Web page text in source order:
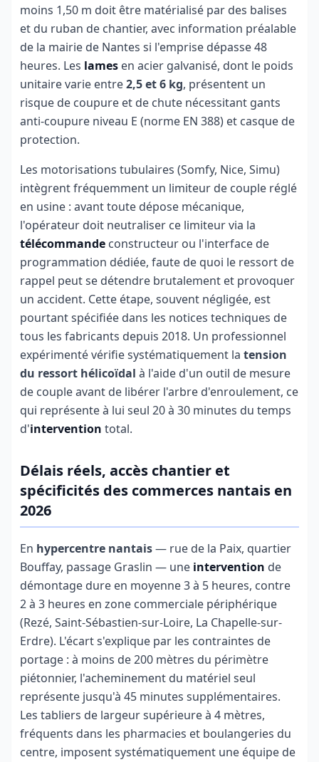
moins 1,50 m doit être matérialisé par des balises
et du ruban de chantier, avec information préalable
de la mairie de Nantes si l'emprise dépasse 48
heures. Les lames en acier galvanisé, dont le poids
unitaire varie entre2,5 et 6 kg, présentent un
risque de coupure et de chute nécessitant gants
anti-coupure niveau E (norme EN 388) et casque de
protection.
Les motorisations tubulaires (Somfy, Nice, Simu)
intègrent fréquemment un limiteur de couple réglé
en usine : avant toute dépose mécanique,
l'opérateur doit neutraliser ce limiteur via la
télécommande constructeur ou l'interface de
programmation dédiée, faute de quoi le ressort de
rappel peut se détendre brutalement et provoquer
un accident. Cette étape, souvent négligée, est
pourtant spécifiée dans les notices techniques de
tous les fabricants depuis 2018. Un professionnel
expérimenté vérifie systématiquement la tension
du ressort hélicoïdal à l'aide d'un outil de mesure
de couple avant de libérer l'arbre d'enroulement, ce
qui représente à lui seul 20 à 30 minutes du temps
d'intervention total.
Délais réels, accès chantier et
spécificités des commerces nantais en
2026
En hypercentre nantais— rue de la Paix, quartier
Bouffay, passage Graslin — une intervention de
démontage dure en moyenne 3 à 5 heures, contre
2 à 3 heures en zone commerciale périphérique
(Rezé, Saint-Sébastien-sur-Loire, La Chapelle-sur-
Erdre). L'écart s'explique par les contraintes de
portage : à moins de 200 mètres du périmètre
piétonnier, l'acheminement du matériel seul
représente jusqu'à 45 minutes supplémentaires.
Les tabliers de largeur supérieure à 4 mètres,
fréquents dans les pharmacies et boulangeries du
centre, imposent systématiquement une équipe de